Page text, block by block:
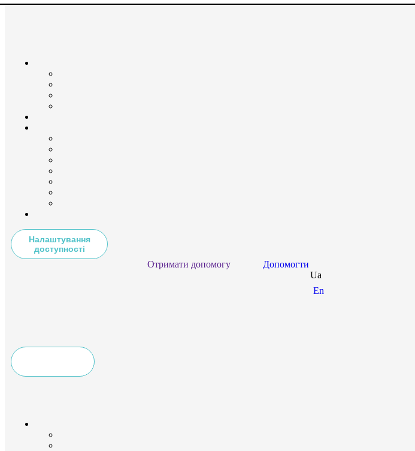
Налаштування
доступності
Отримати допомогу
Допомогти
Ua
En